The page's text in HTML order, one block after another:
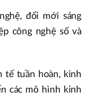
đổi mới sáng
công nghệ số và
tế tuần hoàn, kinh
các mô hình kinh